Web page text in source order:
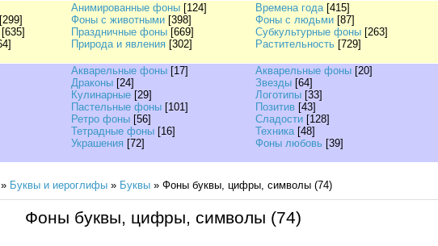
Анимированные фоны [124] Времена года [415]
[299] Фоны с животными [398] Фоны с людьми [87]
[635] Праздничные фоны [669] Субкультурные фоны [263]
Природа и явления [302] Растительность [729]
Акварельные фоны [17] Акварельные фоны [20]
Драконы [24] Звезды [64]
Кулинарные [29] Логотипы [33]
Пастельные фоны [101] Позитив [43]
Ретро фоны [56] Сладости [128]
Тетрадные фоны [16] Техника [48]
Украшения [72] Фоны любовь [39]
» Буквы и иероглифы » Буквы » Фоны буквы, цифры, символы (74)
Фоны буквы, цифры, символы (74)